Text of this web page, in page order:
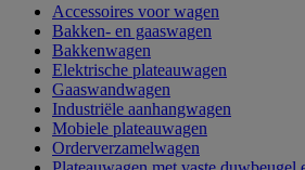
Accessoires voor wagen
Bakken- en gaaswagen
Bakkenwagen
Elektrische plateauwagen
Gaaswandwagen
Industriële aanhangwagen
Mobiele plateauwagen
Orderverzamelwagen